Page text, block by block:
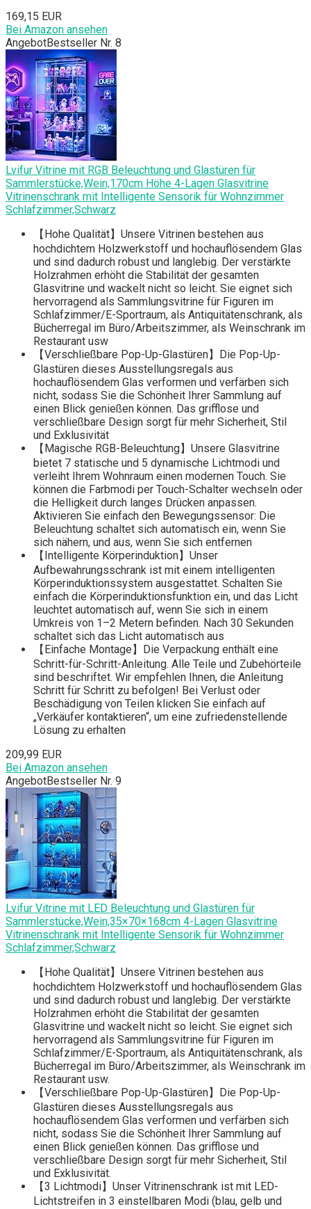
169,15 EUR
Bei Amazon ansehen
AngebotBestseller Nr. 8
Lvifur Vitrine mit RGB Beleuchtung und Glastüren für
Sammlerstücke,Wein,170cm Höhe 4-Lagen Glasvitrine
Vitrinenschrank mit Intelligente Sensorik für Wohnzimmer
Schlafzimmer,Schwarz
【Hohe Qualität】Unsere Vitrinen bestehen aus
hochdichtem Holzwerkstoff und hochauflösendem Glas
und sind dadurch robust und langlebig. Der verstärkte
Holzrahmen erhöht die Stabilität der gesamten
Glasvitrine und wackelt nicht so leicht. Sie eignet sich
hervorragend als Sammlungsvitrine für Figuren im
Schlafzimmer/E-Sportraum, als Antiquitätenschrank, als
Bücherregal im Büro/Arbeitszimmer, als Weinschrank im
Restaurant usw
【Verschließbare Pop-Up-Glastüren】Die Pop-Up-
Glastüren dieses Ausstellungsregals aus
hochauflösendem Glas verformen und verfärben sich
nicht, sodass Sie die Schönheit Ihrer Sammlung auf
einen Blick genießen können. Das grifflose und
verschließbare Design sorgt für mehr Sicherheit, Stil
und Exklusivität
【Magische RGB-Beleuchtung】Unsere Glasvitrine
bietet 7 statische und 5 dynamische Lichtmodi und
verleiht Ihrem Wohnraum einen modernen Touch. Sie
können die Farbmodi per Touch-Schalter wechseln oder
die Helligkeit durch langes Drücken anpassen.
Aktivieren Sie einfach den Bewegungssensor: Die
Beleuchtung schaltet sich automatisch ein, wenn Sie
sich nähern, und aus, wenn Sie sich entfernen
【Intelligente Körperinduktion】Unser
Aufbewahrungsschrank ist mit einem intelligenten
Körperinduktionssystem ausgestattet. Schalten Sie
einfach die Körperinduktionsfunktion ein, und das Licht
leuchtet automatisch auf, wenn Sie sich in einem
Umkreis von 1–2 Metern befinden. Nach 30 Sekunden
schaltet sich das Licht automatisch aus
【Einfache Montage】Die Verpackung enthält eine
Schritt-für-Schritt-Anleitung. Alle Teile und Zubehörteile
sind beschriftet. Wir empfehlen Ihnen, die Anleitung
Schritt für Schritt zu befolgen! Bei Verlust oder
Beschädigung von Teilen klicken Sie einfach auf
„Verkäufer kontaktieren“, um eine zufriedenstellende
Lösung zu erhalten
209,99 EUR
Bei Amazon ansehen
AngebotBestseller Nr. 9
Lvifur Vitrine mit LED Beleuchtung und Glastüren für
Sammlerstücke,Wein,35×70×168cm 4-Lagen Glasvitrine
Vitrinenschrank mit Intelligente Sensorik für Wohnzimmer
Schlafzimmer,Schwarz
【Hohe Qualität】Unsere Vitrinen bestehen aus
hochdichtem Holzwerkstoff und hochauflösendem Glas
und sind dadurch robust und langlebig. Der verstärkte
Holzrahmen erhöht die Stabilität der gesamten
Glasvitrine und wackelt nicht so leicht. Sie eignet sich
hervorragend als Sammlungsvitrine für Figuren im
Schlafzimmer/E-Sportraum, als Antiquitätenschrank, als
Bücherregal im Büro/Arbeitszimmer, als Weinschrank im
Restaurant usw.
【Verschließbare Pop-Up-Glastüren】Die Pop-Up-
Glastüren dieses Ausstellungsregals aus
hochauflösendem Glas verformen und verfärben sich
nicht, sodass Sie die Schönheit Ihrer Sammlung auf
einen Blick genießen können. Das grifflose und
verschließbare Design sorgt für mehr Sicherheit, Stil
und Exklusivität.
【3 Lichtmodi】Unser Vitrinenschrank ist mit LED-
Lichtstreifen in 3 einstellbaren Modi (blau, gelb und